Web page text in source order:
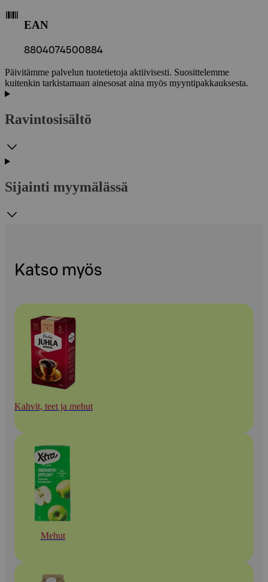
EAN
8804074500884
Päivitämme palvelun tuotetietoja aktiivisesti. Suosittelemme
kuitenkin tarkistamaan ainesosat aina myös myyntipakkauksesta.
Ravintosisältö
Sijainti myymälässä
Katso myös
Kahvit, teet ja mehut
Mehut